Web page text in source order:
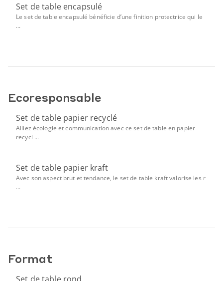
Set de table encapsulé
Le set de table encapsulé bénéficie d’une finition protectrice qui le
...
Ecoresponsable
Set de table papier recyclé
Alliez écologie et communication avec ce set de table en papier
recycl ...
Set de table papier kraft
Avec son aspect brut et tendance, le set de table kraft valorise les r
...
Format